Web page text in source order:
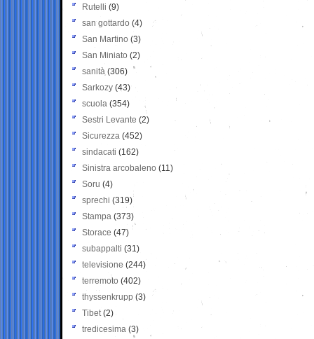
Rutelli (9)
san gottardo (4)
San Martino (3)
San Miniato (2)
sanità (306)
Sarkozy (43)
scuola (354)
Sestri Levante (2)
Sicurezza (452)
sindacati (162)
Sinistra arcobaleno (11)
Soru (4)
sprechi (319)
Stampa (373)
Storace (47)
subappalti (31)
televisione(244)
terremoto (402)
thyssenkrupp (3)
Tibet(2)
tredicesima (3)